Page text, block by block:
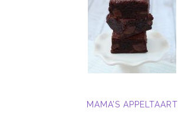
MAMA’S APPELTAART